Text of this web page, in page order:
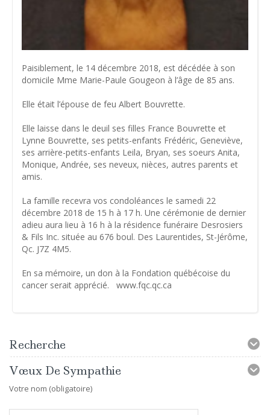
Paisiblement, le 14 décembre 2018, est décédée à son
domicile Mme Marie-Paule Gougeon à l’âge de 85 ans.
Elle était l’épouse de feu Albert Bouvrette.
Elle laisse dans le deuil ses filles France Bouvrette et
Lynne Bouvrette, ses petits-enfants Frédéric, Geneviève,
ses arrière-petits-enfants Leila, Bryan, ses soeurs Anita,
Monique, Andrée, ses neveux, nièces, autres parents et
amis.
La famille recevra vos condoléances le samedi 22
décembre 2018 de 15 h à 17 h. Une cérémonie de dernier
adieu aura lieu à 16 h à la résidence funéraire Desrosiers
& Fils Inc. située au 676 boul. Des Laurentides, St-Jérôme,
Qc. J7Z 4M5.
En sa mémoire, un don à la Fondation québécoise du
cancer serait apprécié. www.fqc.qc.ca
Recherche
Vœux De Sympathie
Votre nom (obligatoire)